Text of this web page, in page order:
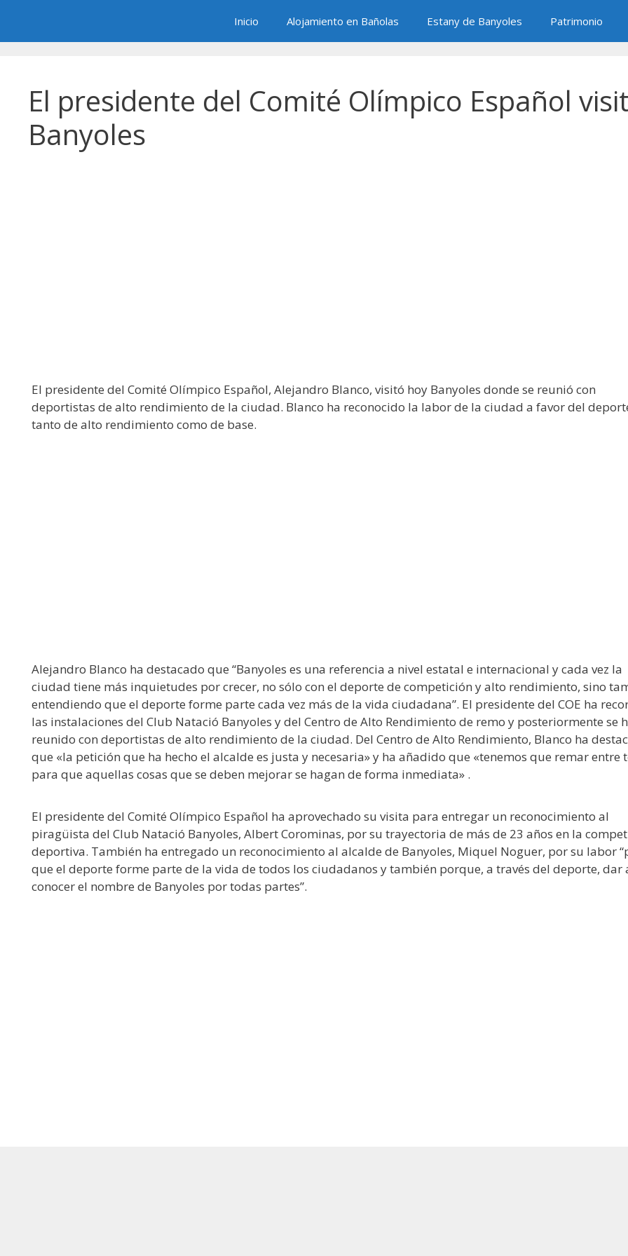
contenido
Inicio Alojamiento en Bañolas Estany de Banyoles Patrimonio
El presidente del Comité Olímpico Español
Banyoles
El presidente del Comité Olímpico Español, Alejandro Blanco, visitó hoy Banyoles donde se reunió con
deportistas de alto rendimiento de la ciudad. Blanco ha reconocido la labor de la ciudad a favor del
tanto de alto rendimiento como de base.
Alejandro Blanco ha destacado que “Banyoles es una referencia a nivel estatal e internacional y cada vez la
ciudad tiene más inquietudes por crecer, no sólo con el deporte de competición y alto rendimiento, sino
entendiendo que el deporte forme parte cada vez más de la vida ciudadana”. El presidente del COE ha
las instalaciones del Club Natació Banyoles y del Centro de Alto Rendimiento de remo y posteriormente se
reunido con deportistas de alto rendimiento de la ciudad. Del Centro de Alto Rendimiento, Blanco ha
que «la petición que ha hecho el alcalde es justa y necesaria» y ha añadido que «tenemos que remar entre
para que aquellas cosas que se deben mejorar se hagan de forma inmediata» .
El presidente del Comité Olímpico Español ha aprovechado su visita para entregar un reconocimiento al
piragüista del Club Natació Banyoles, Albert Corominas, por su trayectoria de más de 23 años en la
deportiva. También ha entregado un reconocimiento al alcalde de Banyoles, Miquel Noguer, por su labor
que el deporte forme parte de la vida de todos los ciudadanos y también porque, a través del deporte, dar
conocer el nombre de Banyoles por todas partes”.